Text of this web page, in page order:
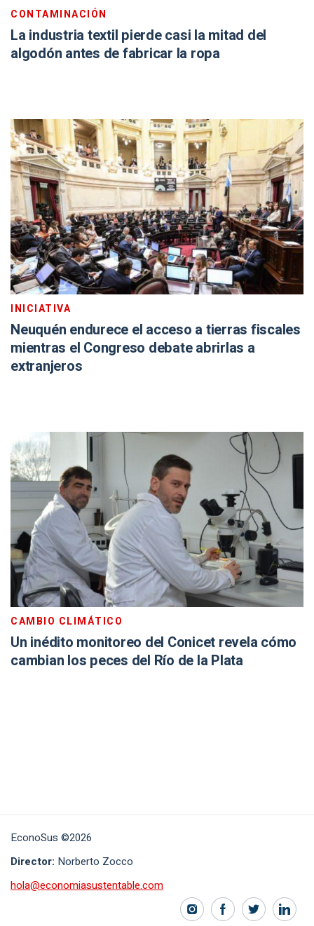
CONTAMINACIÓN
La industria textil pierde casi la mitad del
algodón antes de fabricar la ropa
INICIATIVA
Neuquén endurece el acceso a tierras fiscales
mientras el Congreso debate abrirlas a
extranjeros
CAMBIO CLIMÁTICO
Un inédito monitoreo del Conicet revela cómo
cambian los peces del Río de la Plata
EconoSus ©2026
Director: Norberto Zocco
hola@economiasustentable.com